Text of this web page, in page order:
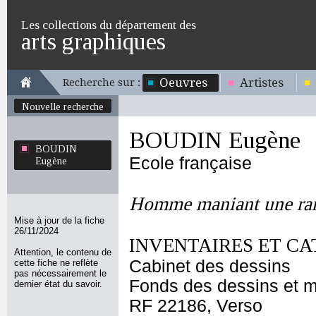
Les collections du département des
arts graphiques
Recherche sur : Oeuvres Artistes
Nouvelle recherche
BOUDIN
Eugène
Mise à jour de la fiche
26/11/2024
Attention, le contenu de
cette fiche ne reflète
pas nécessairement le
dernier état du savoir.
BOUDIN Eugène
Ecole française
Homme maniant une
INVENTAIRES ET
Cabinet des dessins
Fonds des dessins et
RF 22186, Verso